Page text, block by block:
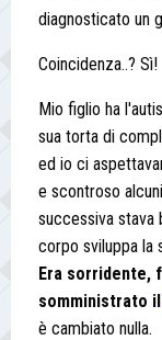
diagnosticato un
Coincidenza..? Sì!
Mio figlio ha
sua torta di
ed io ci
e scontroso
successiva stava
corpo sviluppa la
Era sorridente,
somministrato il
è cambiato nulla.